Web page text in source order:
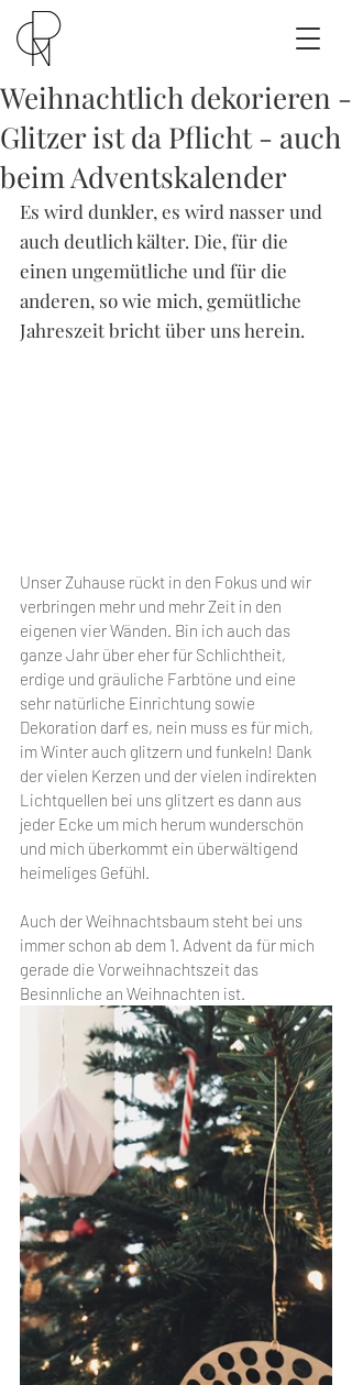
Weihnachtlich dekorieren -
Glitzer ist da Pflicht - auch
beim Adventskalender
Es wird dunkler, es wird nasser und
auch deutlich kälter. Die, für die
einen ungemütliche und für die
anderen, so wie mich, gemütliche
Jahreszeit bricht über uns herein.
Unser Zuhause rückt in den Fokus und wir
verbringen mehr und mehr Zeit in den
eigenen vier Wänden. Bin ich auch das
ganze Jahr über eher für Schlichtheit,
erdige und gräuliche Farbtöne und eine
sehr natürliche Einrichtung sowie
Dekoration darf es, nein muss es für mich,
im Winter auch glitzern und funkeln! Dank
der vielen Kerzen und der vielen indirekten
Lichtquellen bei uns glitzert es dann aus
jeder Ecke um mich herum wunderschön
und mich überkommt ein überwältigend
heimeliges Gefühl.
Auch der Weihnachtsbaum steht bei uns
immer schon ab dem 1. Advent da für mich
gerade die Vorweihnachtszeit das
Besinnliche an Weihnachten ist.